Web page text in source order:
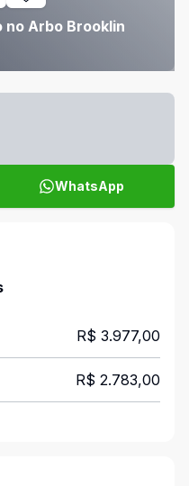
Arbo Brooklin
WhatsApp
R$ 3.977,00
R$ 2.783,00